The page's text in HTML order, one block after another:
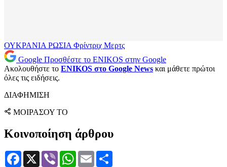
ΟΥΚΡΑΝΙΑ ΡΩΣΙΑ Φρίντριχ Μερτς
Google Προσθέστε το ENIKOS στην Google
Ακολουθήστε το ENIKOS στο Google News και μάθετε πρώτοι
όλες τις ειδήσεις.
ΔΙΑΦΗΜΙΣΗ
ΜΟΙΡΑΣΟΥ ΤΟ
Κοινοποίηση άρθρου
Facebook
X Viber WhatsApp
Email